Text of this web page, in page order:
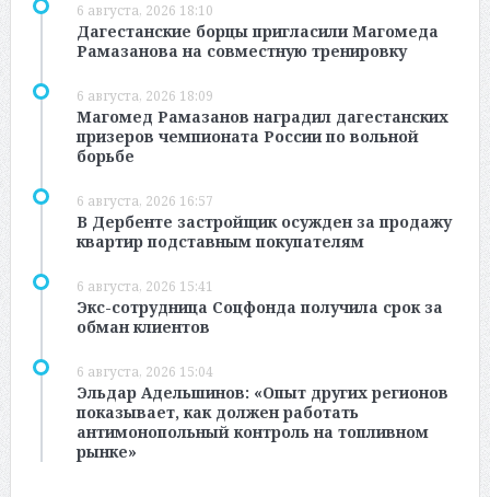
6 августа, 2026 18:10
Дагестанские борцы пригласили Магомеда
Рамазанова на совместную тренировку
6 августа, 2026 18:09
Магомед Рамазанов наградил дагестанских
призеров чемпионата России по вольной
борьбе
6 августа, 2026 16:57
В Дербенте застройщик осужден за продажу
квартир подставным покупателям
6 августа, 2026 15:41
Экс-сотрудница Соцфонда получила срок за
обман клиентов
6 августа, 2026 15:04
Эльдар Адельшинов: «Опыт других регионов
показывает, как должен работать
антимонопольный контроль на топливном
рынке»